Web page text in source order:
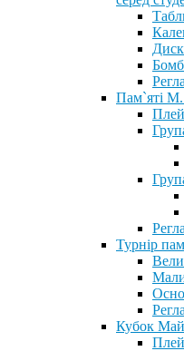
Пам`яті М.
Турнір
Кубок